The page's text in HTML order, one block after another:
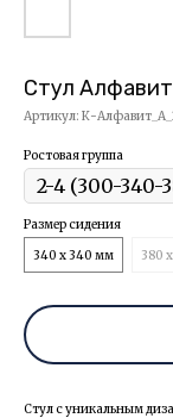
Стул
Артикул: К-
Ростовая группа
Размер сидения
340 х 340 мм
380
Стул с уникальным